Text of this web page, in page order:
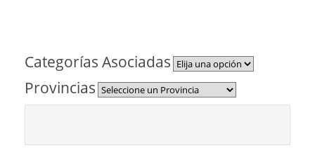
Categorías Asociadas
Provincias